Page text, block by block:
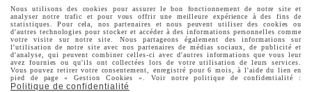
Fabriqué dans mon atelier en
Nouvelle Aquitaine
Nous utilisons des cookies pour assurer le bon fonctionnement de notre site et
analyser notre trafic et pour vous offrir une meilleure expérience à des fins de
statistiques. Pour cela, nos partenaires et nous peuvent utiliser des cookies ou
d'autres technologies pour stocker et accéder à des informations personnelles comme
votre visite sur notre site. Nous partageons également des informations sur
l'utilisation de notre site avec nos partenaires de médias sociaux, de publicité et
d'analyse, qui peuvent combiner celles-ci avec d'autres informations que vous leur
avez fournies ou qu'ils ont collectées lors de votre utilisation de leurs services.
Vous pouvez retirer votre consentement, enregistré pour 6 mois, à l'aide du lien en
pied de page « Gestion Cookies ». Voir notre politique de confidentialité :
Politique de confidentialité